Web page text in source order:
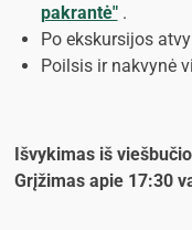
pakrantė".
Po ekskursijos
Poilsis ir nakvynė
Išvykimas iš
Grįžimas apie 17:30